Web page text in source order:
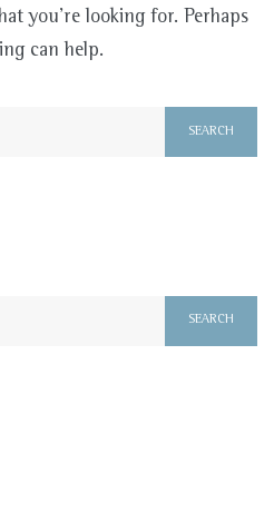
you’re looking for. Perhaps
can help.
SEARCH
SEARCH